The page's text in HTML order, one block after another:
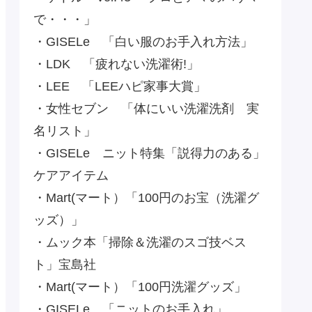
で・・・」
・GISELe 「白い服のお手入れ方法」
・LDK 「疲れない洗濯術!」
・LEE 「LEEハピ家事大賞」
・女性セブン 「体にいい洗濯洗剤 実
名リスト」
・GISELe ニット特集「説得力のある」
ケアアイテム
・Mart(マート）「100円のお宝（洗濯グ
ッズ）」
・ムック本「掃除＆洗濯のスゴ技ベス
ト」宝島社
・Mart(マート）「100円洗濯グッズ」
・GISELe 「ニットのお手入れ」